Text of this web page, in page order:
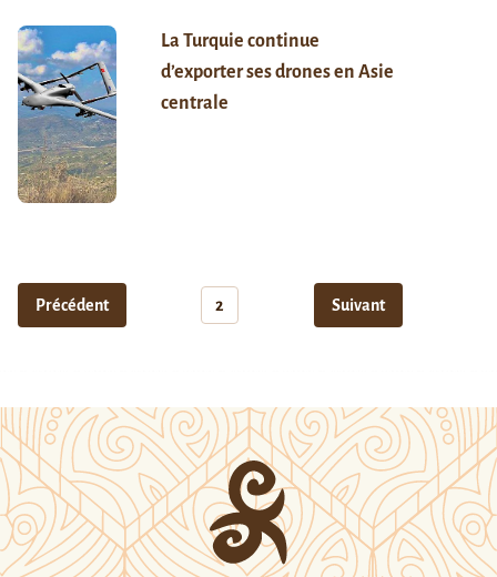
La Turquie continue
d’exporter ses drones en Asie
centrale
Précédent 2 Suivant